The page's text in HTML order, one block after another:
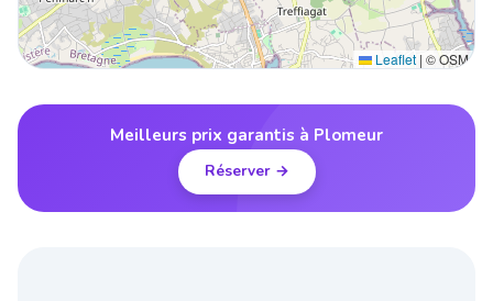
Leaflet | © OSM
Meilleurs prix garantis à Plomeur
Réserver →